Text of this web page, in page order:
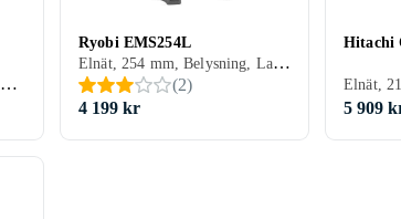
Batteri, 190 mm, Belysning, Dammuppsugning, Borstlös motor, Glidstänger
Ryobi EMS254L
Elnät, 254 mm, Belysning, Lampa, Dammuppsugning, Laserlinje, Borstlös motor, Klyvsåg, Glidstänger
(2)
4 199 kr
Hitachi
5 909